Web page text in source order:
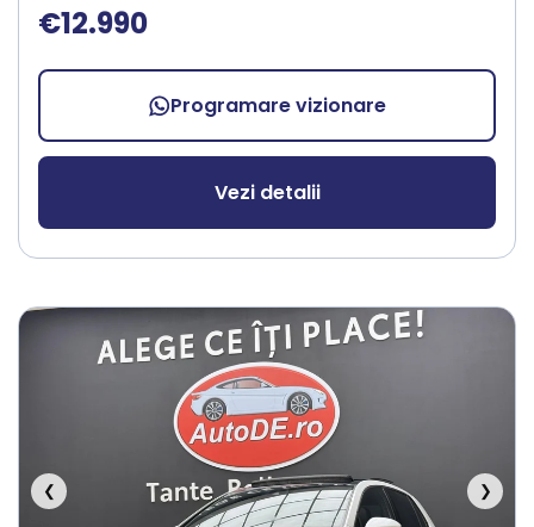
€12.990
Programare vizionare
Vezi detalii
❮ ❯